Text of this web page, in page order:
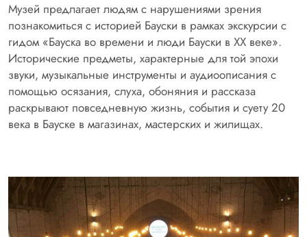
Музей предлагает людям с нарушениями зрения
познакомиться с историей Бауски в рамках экскурсии с
гидом «Бауска во времени и люди Бауски в XX веке».
Исторические предметы, характерные для той эпохи
звуки, музыкальные инструменты и аудиоописания с
помощью осязания, слуха, обоняния и рассказа
раскрывают повседневную жизнь, события и суету 20
века в Бауске в магазинах, мастерских и жилищах.